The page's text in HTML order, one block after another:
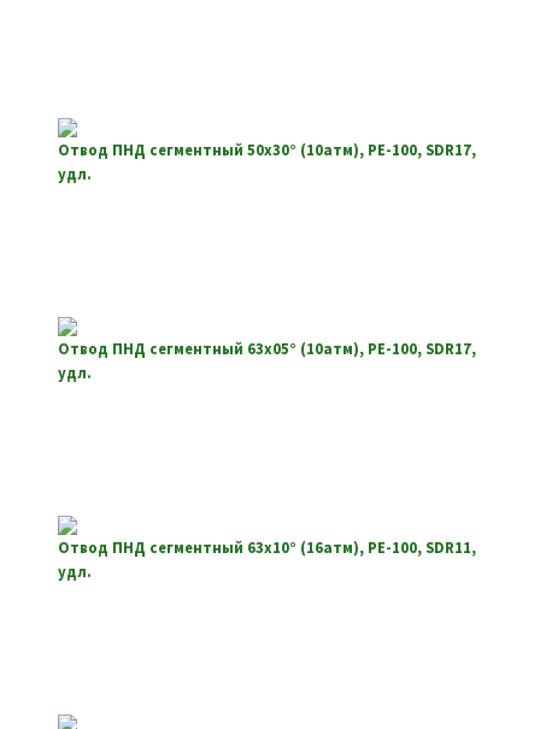
Отвод ПНД сегментный 50х30° (10атм), РЕ-100, SDR17,
удл.
Отвод ПНД сегментный 63х05° (10атм), РЕ-100, SDR17,
удл.
Отвод ПНД сегментный 63х10° (16атм), РЕ-100, SDR11,
удл.